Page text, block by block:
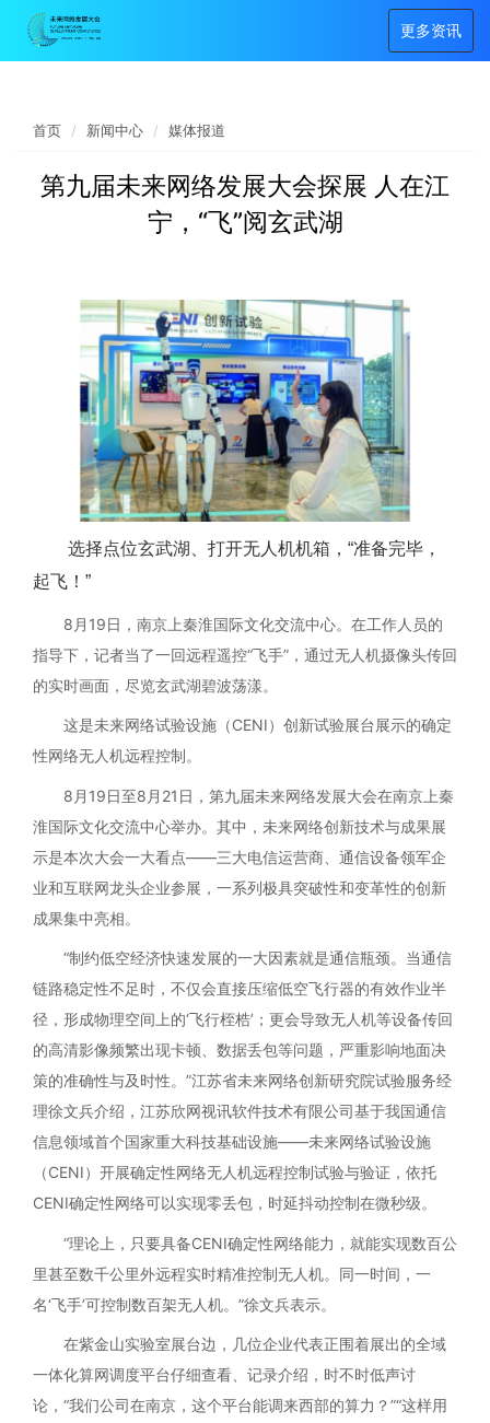
更多资讯
首页 新闻中心 媒体报道
第九届未来网络发展大会探展 人在江
宁，“飞”阅玄武湖
选择点位玄武湖、打开无人机机箱，“准备完毕，
起飞！”
8月19日，南京上秦淮国际文化交流中心。在工作人员的
指导下，记者当了一回远程遥控“飞手”，通过无人机摄像头传回
的实时画面，尽览玄武湖碧波荡漾。
这是未来网络试验设施（CENI）创新试验展台展示的确定
性网络无人机远程控制。
8月19日至8月21日，第九届未来网络发展大会在南京上秦
淮国际文化交流中心举办。其中，未来网络创新技术与成果展
示是本次大会一大看点——三大电信运营商、通信设备领军企
业和互联网龙头企业参展，一系列极具突破性和变革性的创新
成果集中亮相。
“制约低空经济快速发展的一大因素就是通信瓶颈。当通信
链路稳定性不足时，不仅会直接压缩低空飞行器的有效作业半
径，形成物理空间上的‘飞行桎梏’；更会导致无人机等设备传回
的高清影像频繁出现卡顿、数据丢包等问题，严重影响地面决
策的准确性与及时性。”江苏省未来网络创新研究院试验服务经
理徐文兵介绍，江苏欣网视讯软件技术有限公司基于我国通信
信息领域首个国家重大科技基础设施——未来网络试验设施
（CENI）开展确定性网络无人机远程控制试验与验证，依托
CENI确定性网络可以实现零丢包，时延抖动控制在微秒级。
“理论上，只要具备CENI确定性网络能力，就能实现数百公
里甚至数千公里外远程实时精准控制无人机。同一时间，一
名‘飞手’可控制数百架无人机。”徐文兵表示。
在紫金山实验室展台边，几位企业代表正围着展出的全域
一体化算网调度平台仔细查看、记录介绍，时不时低声讨
论，“我们公司在南京，这个平台能调来西部的算力？”“这样用